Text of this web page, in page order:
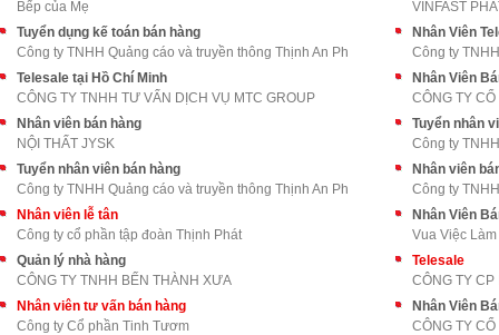
Bếp của Mẹ
VINFAST
Tuyển dụng kế toán bán hàng
Công ty TNHH Quảng cáo và truyền thông Thịnh An Ph
Nhân Viên
Công ty
Telesale tại Hồ Chí Minh
CÔNG TY TNHH TƯ VẤN DỊCH VỤ MTC GROUP
Nhân Viên
CÔNG TY
Nhân viên bán hàng
NỘI THẤT JYSK
Tuyển nhân
Công ty
Tuyển nhân viên bán hàng
Công ty TNHH Quảng cáo và truyền thông Thịnh An Ph
Nhân viên
Công ty
Nhân viên lễ tân
Công ty cổ phần tập đoàn Thịnh Phát
Nhân Viên
Vua Việc
Quản lý nhà hàng
CÔNG TY TNHH BẾN THÀNH XƯA
Telesale
CÔNG TY CP
Nhân viên tư vấn bán hàng
Công ty Cổ phần Tinh Tươm
Nhân Viên